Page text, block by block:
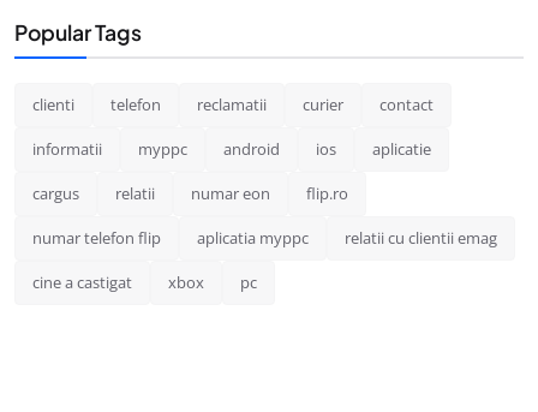
Popular Tags
clienti telefon reclamatii curier contact
informatii myppc android ios aplicatie
cargus relatii numar eon flip.ro
numar telefon flip aplicatia myppc relatii cu clientii emag
cine a castigat xbox pc